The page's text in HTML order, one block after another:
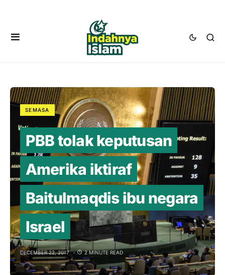
SEMASA
PBB tolak keputusan
Amerika iktiraf
Baitulmaqdis ibu negara
Israel
DECEMBER 22, 2017 2 MINUTE READ